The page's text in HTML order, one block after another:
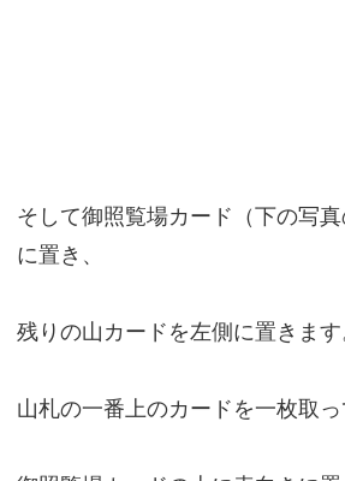
そして御照覧場カード（下の写
に置き、
残りの山カードを左側に置きます
山札の一番上のカードを一枚取っ